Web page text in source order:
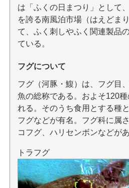
は「ふくの日まつり」として
を誇る南風泊市場（はえどま
て、ふく刺しやふく関連製品
ている。
フグについて
フグ（河豚・鰒）は、フグ目
魚の総称である。およそ120
れる。そのうち食用とする種
フグなどが有名。フグ科に属
コフグ、ハリセンボンなどがあ
トラフグ